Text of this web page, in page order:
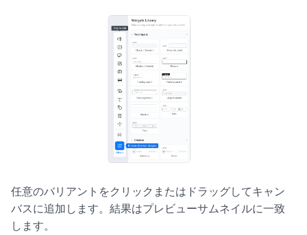
任意のバリアントをクリックまたはドラッグしてキャン
バスに追加します。結果はプレビューサムネイルに一致
します。